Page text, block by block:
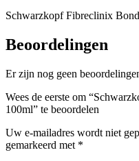
Schwarzkopf Fibreclinix
Beoordelingen
Er zijn nog geen
Wees de eerste om
100ml” te beoordelen
Uw e-mailadres wordt niet
gemarkeerd met *